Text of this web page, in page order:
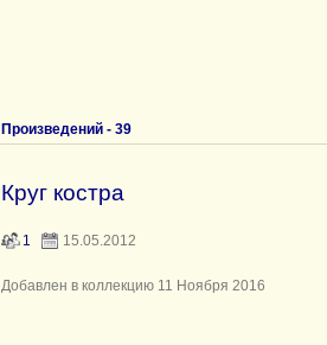
Произведений - 39
Круг костра
1 15.05.2012
Добавлен в коллекцию 11 Ноября 2016